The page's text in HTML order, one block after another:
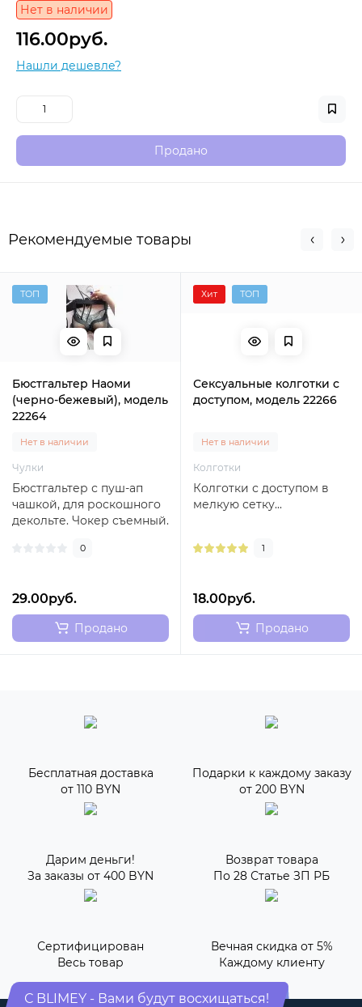
Нет в наличии
116.00руб.
Нашли дешевле?
Продано
Рекомендуемые товары
ТОП
Бюстгальтер Наоми
(черно-бежевый), модель
22264
Нет в наличии
Чулки
Бюстгальтер с пуш-ап
чашкой, для роскошного
декольте. Чокер съемный.
0
29.00руб.
Продано
Хит ТОП
Сексуальные колготки с
доступом, модель 22266
Нет в наличии
Колготки
Колготки с доступом в
мелкую сетку...
1
18.00руб.
Продано
Бесплатная доставка
от 110 BYN
Подарки к каждому заказу
от 200 BYN
Дарим деньги!
За заказы от 400 BYN
Возврат товара
По 28 Статье ЗП РБ
Сертифицирован
Весь товар
Вечная скидка от 5%
Каждому клиенту
С BLIMEY - Вами будут восхищаться!